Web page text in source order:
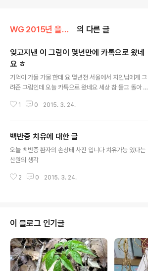
WG 2015년 을미년 기록 의 다른 글
잊고지낸 이 그림이 몇년만에 카톡으로 왔네
요 ㅎ
기억이 가물 가물 한데 요 몇년전 서울에서 지인님에게 그
려준 그림인데 오늘 카톡으로 왔네요 세상 참 돌고 돌아 가
1 0 2015. 3. 24.
백반증 치유에 대한 글
오늘 백반증 환자의 손상태 사진 입니다 치유가능 있다는
산원의 생각
2 0 2015. 3. 24.
이 블로그 인기글